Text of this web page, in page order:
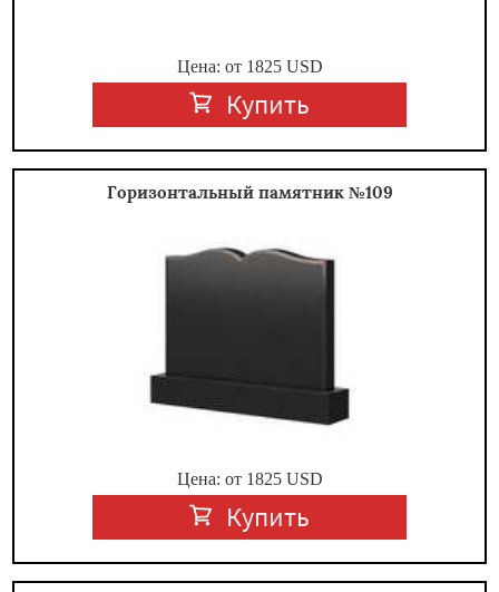
Цена: от 1825USD
Купить
Горизонтальный памятник №109
Цена: от 1825USD
Купить